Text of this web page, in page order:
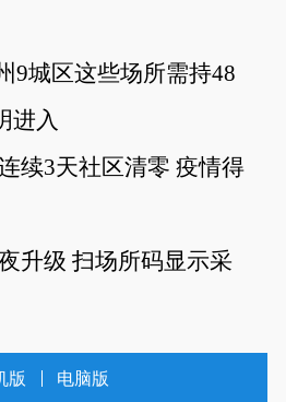
9城区这些场所需持48
进入
续3天社区清零 疫情得
升级 扫场所码显示采
版 电脑版